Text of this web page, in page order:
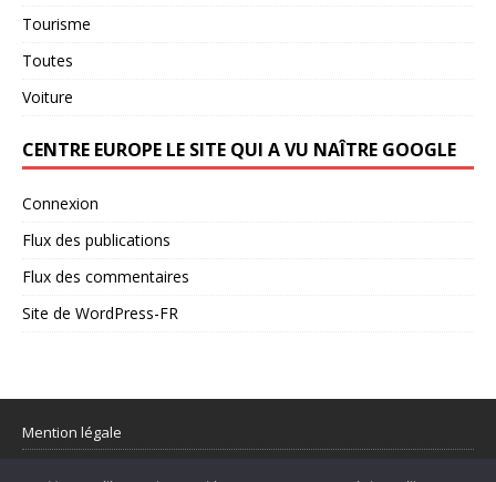
Tourisme
Toutes
Voiture
CENTRE EUROPE LE SITE QUI A VU NAÎTRE GOOGLE
Connexion
Flux des publications
Flux des commentaires
Site de WordPress-FR
Mention légale